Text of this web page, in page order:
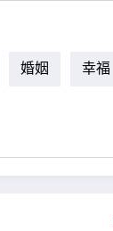
婚姻 幸福